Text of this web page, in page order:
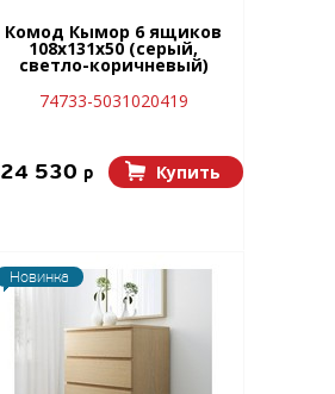
Комод Кымор 6 ящиков
108х131х50 (серый,
светло-коричневый)
74733-5031020419
24 530 p Купить
Новинка